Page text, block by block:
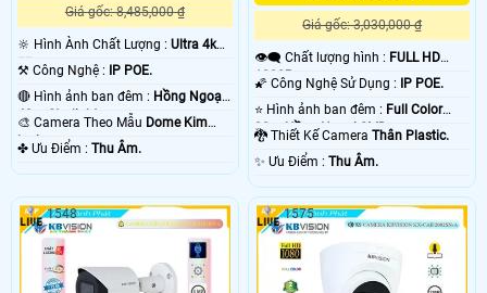
Giá gốc: 8,485,000 ₫
🔆 Hình Ành Chất Lượng : Ultra 4k
👍🏾 .
⚒ Công Nghệ : IP POE.
🔴 Hình ảnh ban đêm : Hồng Ngoại
40m Starlight.
🎨 Camera Theo Mẫu Dome Kim
loại.
️✤ Ưu Điểm : Thu Âm.
Giá gốc: 3,030,000 ₫
👁️‍🗨 Chất lượng hình : FULL HD
1080P .
🌠 Công Nghệ Sử Dụng :
IP POE.
⭐ Hình ảnh ban đêm : Full Color
30m Hồng Ngoại SMD.
🐉️ Thiết Kế CameraThân Plastic.
️✨ Ưu Điểm :Thu Âm.
1548 1575